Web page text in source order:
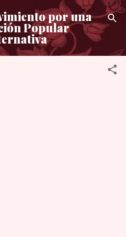
principalpor una
Popular